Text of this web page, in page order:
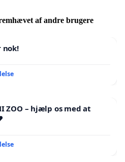
af andre brugere
nok!
ZOO – hjælp os med at